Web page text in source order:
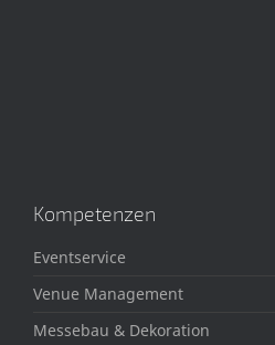
Kompetenzen
Eventservice
Venue Management
Messebau & Dekoration